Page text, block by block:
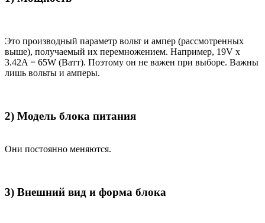
Это производный параметр вольт и ампер (рассмотренных
выше), получаемый их перемножением. Например, 19V x
3.42A = 65W (Ватт). Поэтому он не важен при выборе. Важны
лишь вольты и амперы.
2) Модель блока питания
Они постоянно меняются.
3) Внешний вид и форма блока